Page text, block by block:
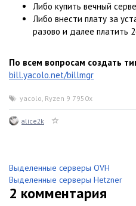
Либо купить вечный
Либо внести плату за
разово и далее платить
По всем вопросам создать
bill.yacolo.net/billmgr
yacolo, Ryzen 9 7950x
alice2k
Выделенные серверы OVH
Выделенные серверы Hetzner
2 комментария